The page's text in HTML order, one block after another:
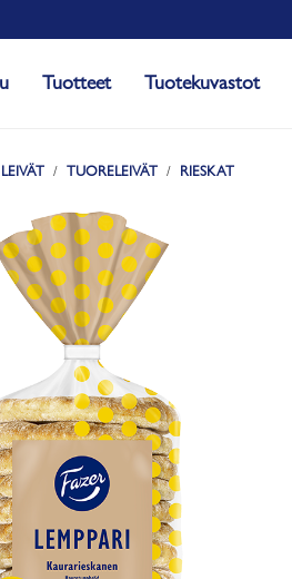
Tuotteet Tuotekuvastot
LEIVÄT TUORELEIVÄT RIESKAT